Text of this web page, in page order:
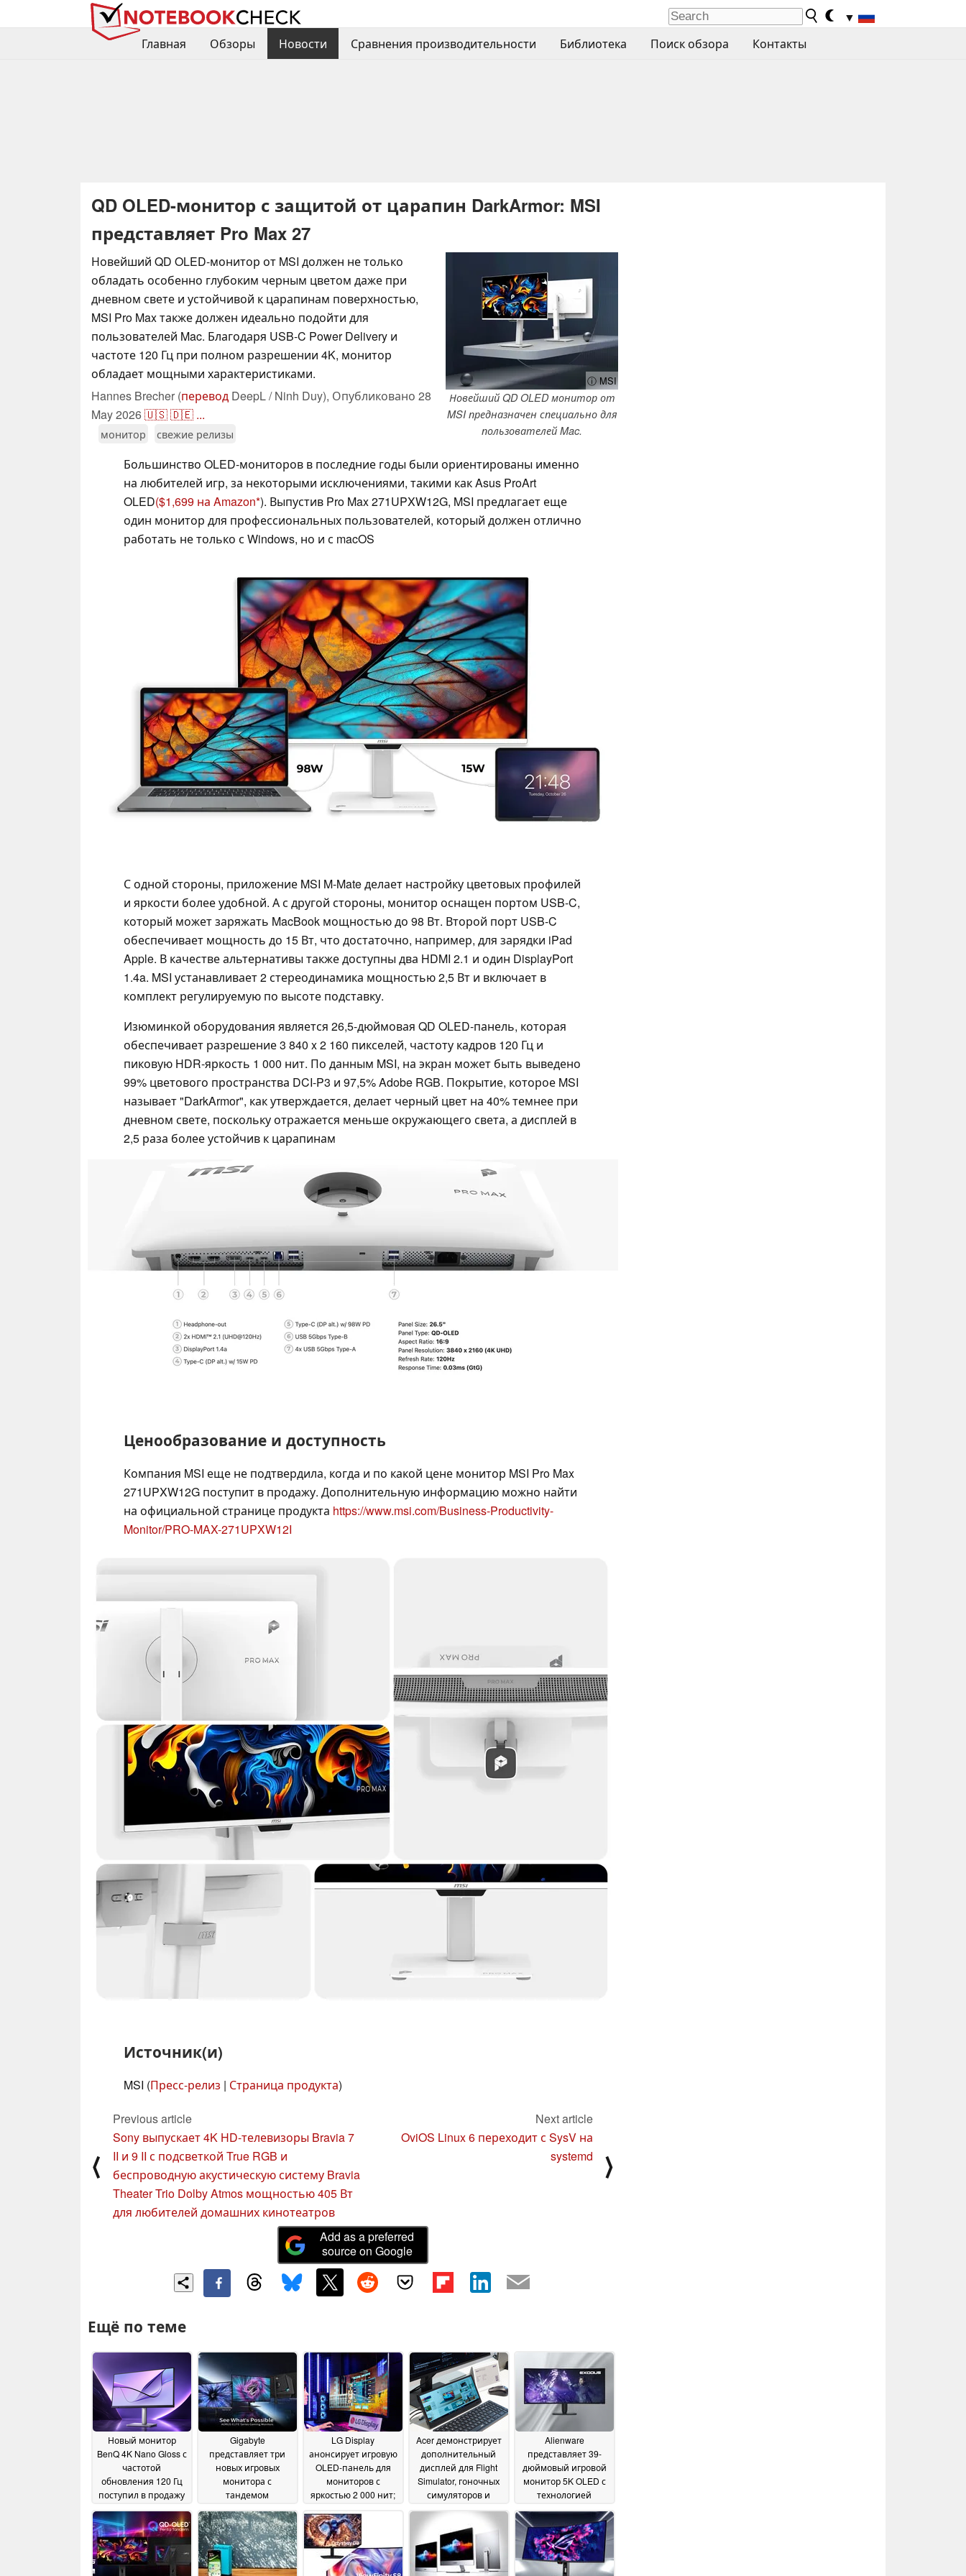
▼
Главная
Обзоры Новости Сравнения производительности Библиотека Поиск обзора Контакты
QD OLED-монитор с защитой от царапин DarkArmor: MSI
представляет Pro Max 27
ⓘ MSI
Новейший QD OLED монитор от
MSI предназначен специально для
пользователей Mac.
Новейший QD OLED-монитор от MSI должен не только
обладать особенно глубоким черным цветом даже при
дневном свете и устойчивой к царапинам поверхностью,
MSI Pro Max также должен идеально подойти для
пользователей Mac. Благодаря USB-C Power Delivery и
частоте 120 Гц при полном разрешении 4K, монитор
обладает мощными характеристиками.
Hannes Brecher (перевод DeepL / Ninh Duy), Опубликовано 28
May 2026🇺🇸🇩🇪 ...
монитор свежие релизы
Большинство OLED-мониторов в последние годы были ориентированы именно
на любителей игр, за некоторыми исключениями, такими как Asus ProArt
OLED($1,699 на Amazon ). Выпустив Pro Max 271UPXW12G, MSI предлагает еще
один монитор для профессиональных пользователей, который должен отлично
работать не только с Windows, но и с macOS
С одной стороны, приложение MSI M-Mate делает настройку цветовых профилей
и яркости более удобной. А с другой стороны, монитор оснащен портом USB-C,
который может заряжать MacBook мощностью до 98 Вт. Второй порт USB-C
обеспечивает мощность до 15 Вт, что достаточно, например, для зарядки iPad
Apple. В качестве альтернативы также доступны два HDMI 2.1 и один DisplayPort
1.4a. MSI устанавливает 2 стереодинамика мощностью 2,5 Вт и включает в
комплект регулируемую по высоте подставку.
Изюминкой оборудования является 26,5-дюймовая QD OLED-панель, которая
обеспечивает разрешение 3 840 x 2 160 пикселей, частоту кадров 120 Гц и
пиковую HDR-яркость 1 000 нит. По данным MSI, на экран может быть выведено
99% цветового пространства DCI-P3 и 97,5% Adobe RGB. Покрытие, которое MSI
называет "DarkArmor", как утверждается, делает черный цвет на 40% темнее при
дневном свете, поскольку отражается меньше окружающего света, а дисплей в
2,5 раза более устойчив к царапинам
Ценообразование и доступность
Компания MSI еще не подтвердила, когда и по какой цене монитор MSI Pro Max
271UPXW12G поступит в продажу. Дополнительную информацию можно найти
на официальной странице продукта https://www.msi.com/Business-Productivity-
Monitor/PRO-MAX-271UPXW12I
Источник(и)
MSI (Пресс-релиз | Страница продукта)
⟨
Previous article
Sony выпускает 4K HD-телевизоры Bravia 7
II и 9 II с подсветкой True RGB и
беспроводную акустическую систему Bravia
Theater Trio Dolby Atmos мощностью 405 Вт
для любителей домашних кинотеатров
Next article
OviOS Linux 6 переходит с SysV на
systemd
⟩
Add as a preferred
source on Google
Ещё по теме
Новый монитор
BenQ 4K Nano Gloss с
частотой
обновления 120 Гц
поступил в продажу
10 June 2026
Gigabyte
представляет три
новых игровых
монитора с
тандемом
Mini LED03 June 2026
LG Display
анонсирует игровую
OLED-панель для
мониторов с
яркостью 2 000 нит;
поддержки вставки
черной рамки
2026
Acer демонстрирует
дополнительный
дисплей для Flight
Simulator, гоночных
симуляторов и
повышения
производительности
01 June 2026
Alienware
представляет 39-
дюймовый игровой
монитор 5K OLED с
технологией
30 May 2026